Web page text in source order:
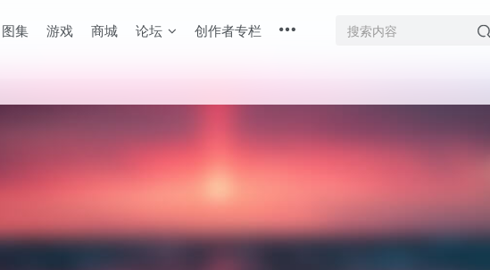
图集 游戏 商城 论坛 创作者专栏